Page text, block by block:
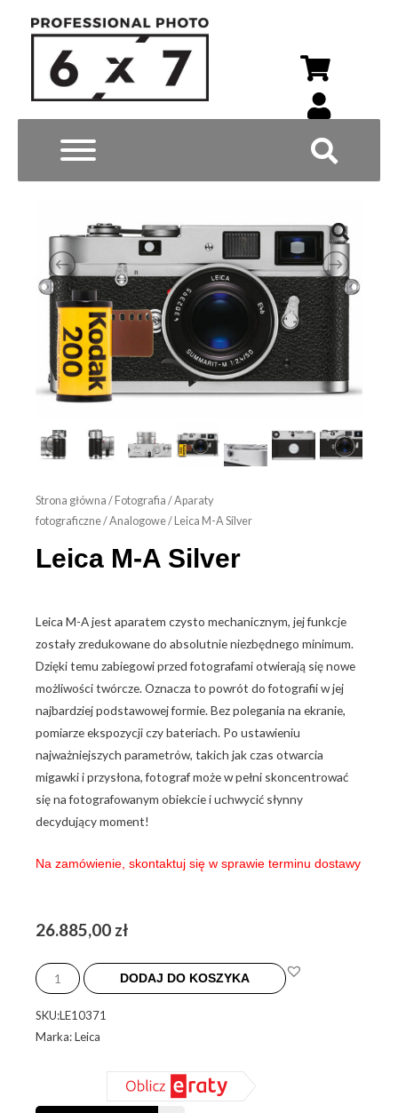
Wyszukiwarka
Strona główna / Fotografia /Aparaty
fotograficzne/Analogowe/ Leica M-A Silver
Leica M-A Silver
Leica M-A jest aparatem czysto mechanicznym, jej funkcje
zostały zredukowane do absolutnie niezbędnego minimum.
Dzięki temu zabiegowi przed fotografami otwierają się nowe
możliwości twórcze. Oznacza to powrót do fotografii w jej
najbardziej podstawowej formie. Bez polegania na ekranie,
pomiarze ekspozycji czy bateriach. Po ustawieniu
najważniejszych parametrów, takich jak czas otwarcia
migawki i przysłona, fotograf może w pełni skoncentrować
się na fotografowanym obiekcie i uchwycić słynny
decydujący moment!
Na zamówienie, skontaktuj się w sprawie terminu dostawy
26.885,00 zł
Leica
A
Silver
DODAJ DO KOSZYKA
SKU:LE10371
Marka: Leica